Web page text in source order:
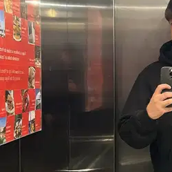
10 €da
È più facile cercare i pet sitter nell’app
Scarica l’app Sittsy